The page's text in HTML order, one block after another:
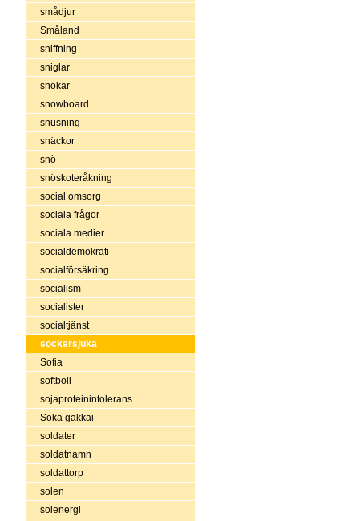
smådjur
Småland
sniffning
sniglar
snokar
snowboard
snusning
snäckor
snö
snöskoteråkning
social omsorg
sociala frågor
sociala medier
socialdemokrati
socialförsäkring
socialism
socialister
socialtjänst
sockersjuka
Sofia
softboll
sojaproteinintolerans
Soka gakkai
soldater
soldatnamn
soldattorp
solen
solenergi